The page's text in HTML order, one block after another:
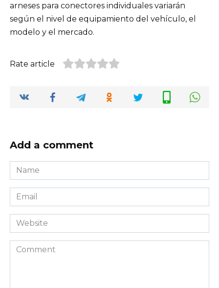
arneses para conectores individuales variarán
según el nivel de equipamiento del vehículo, el
modelo y el mercado.
Rate article
Add a comment
Name
*
Email
*
Website
Comment